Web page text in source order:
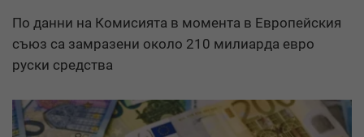
По данни на Комисията в момента в Европейския
съюз са замразени около 210 милиарда евро
руски средства